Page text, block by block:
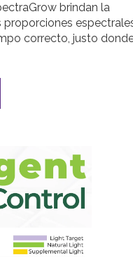
brindan la
correcto, justo